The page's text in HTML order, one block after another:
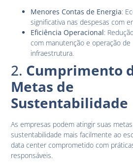
Menores Contas de Energia:
significativa nas despesas com
Eficiência Operacional:
com manutenção e operação de
infraestrutura.
2. Cumprimento
Metas de
Sustentabilidade
As empresas podem atingir suas
sustentabilidade mais facilmente ao
data center comprometido com
responsáveis.